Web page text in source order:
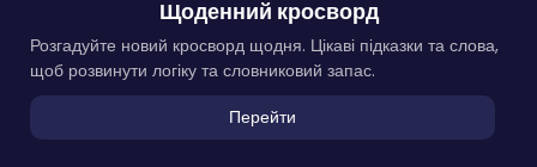
Щоденний кросворд
Розгадуйте новий кросворд щодня. Цікаві підказки та слова,
щоб розвинути логіку та словниковий запас.
Перейти